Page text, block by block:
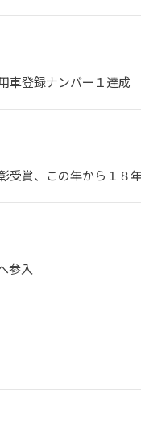
車登録ナンバー１達成
受賞、この年から１８
参入